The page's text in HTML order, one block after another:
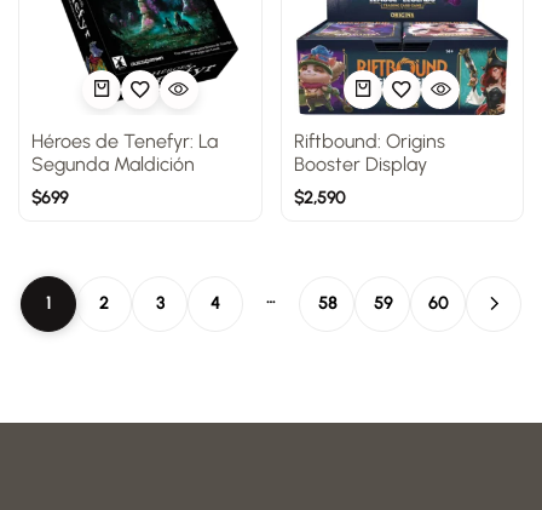
Héroes de Tenefyr: La
Segunda Maldición
$699
Riftbound: Origins
Booster Display
$2,590
1 2 3 4 … 58 59 60